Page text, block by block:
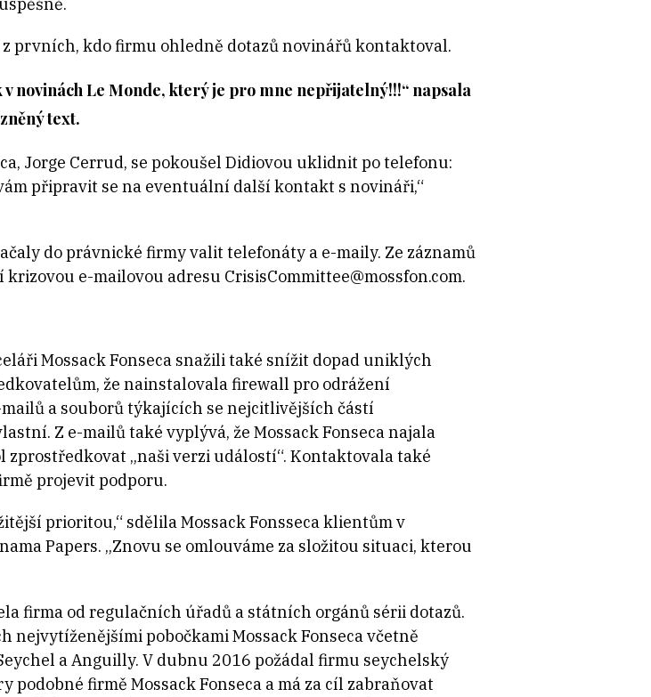
prvních, kdo firmu ohledně dotazů novinářů kontaktoval.
novinách Le Monde, který je pro mne nepřijatelný!!!“ napsala
text.
Jorge Cerrud, se pokoušel Didiovou uklidnit po telefonu:
připravit se na eventuální další kontakt s novináři,“
do právnické firmy valit telefonáty a e-maily. Ze záznamů
e-mailovou adresu CrisisCommittee@mossfon.com.
Mossack Fonseca snažili také snížit dopad uniklých
že nainstalovala firewall pro odrážení
a souborů týkajících se nejcitlivějších částí
Z e-mailů také vyplývá, že Mossack Fonseca najala
„naši verzi událostí“. Kontaktovala také
projevit podporu.
prioritou,“ sdělila Mossack Fonsseca klientům v
Papers. „Znovu se omlouváme za složitou situaci, kterou
firma od regulačních úřadů a státních orgánů sérii dotazů.
pobočkami Mossack Fonseca včetně
a Anguilly. V dubnu 2016 požádal firmu seychelský
firmě Mossack Fonseca a má za cíl zabraňovat